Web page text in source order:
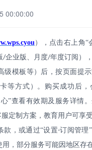
00:00:00
），点击右上角“
/企业版、月度/年度订阅）
级模板等）后，按页面提
等方式）。购买成功后，
”查看有效期及服务详情
定制方案，教育用户可享
款，或通过“设置-订阅管理
，部分服务可能因地区存